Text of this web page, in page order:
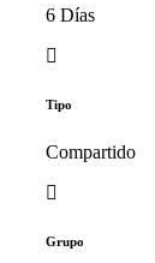
6 Días
Tipo
Compartido
Grupo